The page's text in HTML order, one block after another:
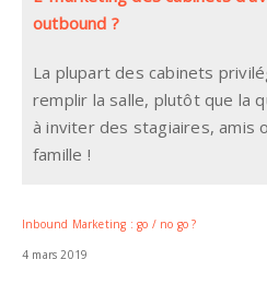
outbound ?
La plupart des cabinets
remplir la salle, plutôt que la
à inviter des stagiaires, amis
famille !
Inbound Marketing : go / no go ?
4 mars 2019